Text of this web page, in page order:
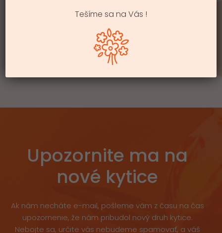
Upozornite ma na
nové kytice
Ak nám necháte e-mail, pošleme vám z času na čas
upozornenie, že nám pribudol nový druh kytice.
Nebojte sa, určite vás nebudeme spamovať, a váš
Tešíme sa na Vás !